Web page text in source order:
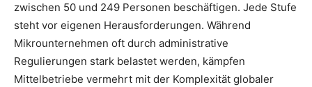
zwischen 50 und 249 Personen beschäftigen. Jede Stufe
steht vor eigenen Herausforderungen. Während
Mikrounternehmen oft durch administrative
Regulierungen stark belastet werden, kämpfen
Mittelbetriebe vermehrt mit der Komplexität globaler